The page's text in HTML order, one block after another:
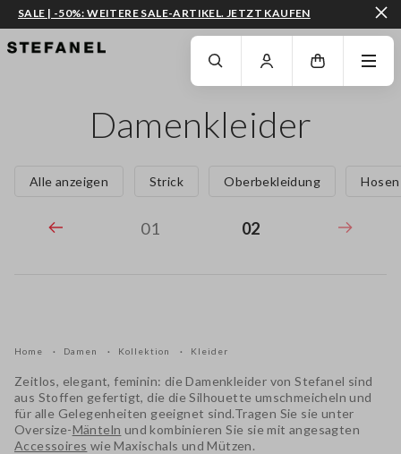
ZUM HAUPTINHALT SPRINGEN GEHEN SIE ZUM ENDE DER SEITE
SALE | -50%: WEITERE SALE-ARTIKEL. JETZT KAUFEN
Damenkleider
Alle anzeigen Strick Oberbekleidung Hosen
01 02
Home Damen Kollektion Kleider
Zeitlos, elegant, feminin: dieDamenkleider von Stefanel sind
aus Stoffen gefertigt, die die Silhouette umschmeicheln und
für alle Gelegenheiten geeignet sind.Tragen Sie sie unter
Oversize-Mänteln und kombinieren Sie sie mitangesagten
Accessoires wieMaxischals undMützen.